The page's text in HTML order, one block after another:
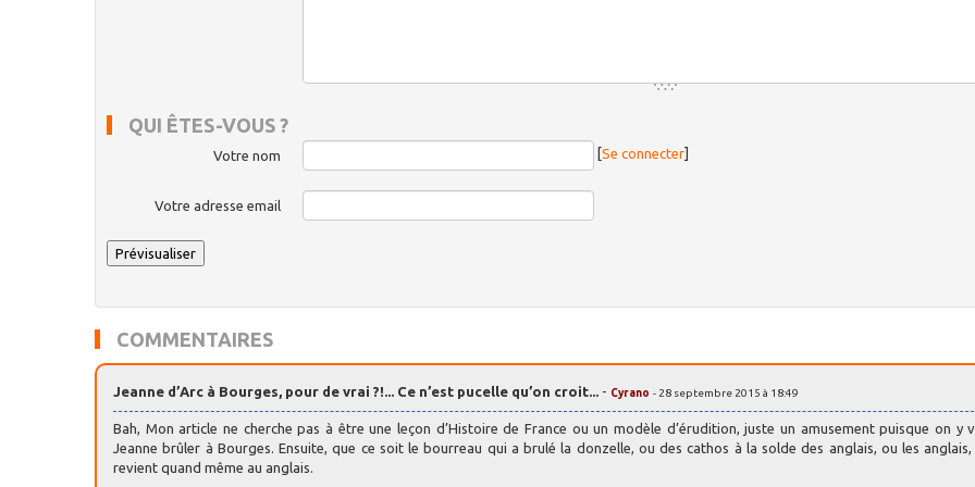
QUI ÊTES-VOUS ?
Votre nom [Se connecter]
Votre adresse email
COMMENTAIRES
Jeanne d’Arc à Bourges, pour de vrai ?!... Ce n’est pucelle qu’on croit... - Cyrano - 28 septembre 2015 à 18:49
Bah, Mon article ne cherche pas à être une leçon d’Histoire de France ou un modèle d’érudition, juste un amusement puisque on y
Jeanne brûler à Bourges. Ensuite, que ce soit le bourreau qui a brulé la donzelle, ou des cathos à la solde des anglais, ou les
revient quand même au anglais.